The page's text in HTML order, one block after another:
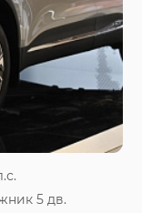
5 дв.